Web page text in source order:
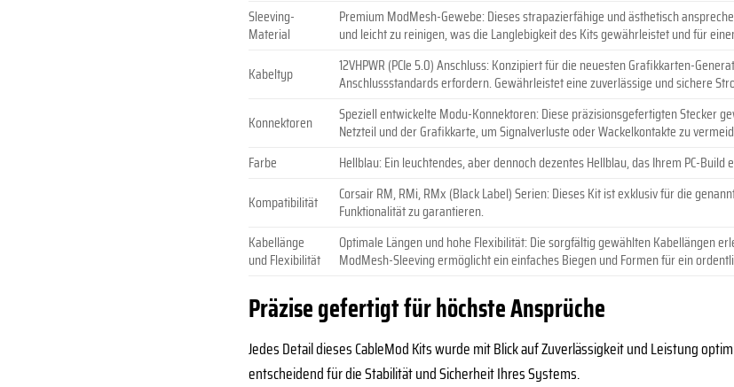
Sleeving-
Material
Premium ModMesh-Gewebe: Dieses strapazierfähige und ästhetisch
und leicht zu reinigen, was die Langlebigkeit des Kits gewährleistet und für
Kabeltyp
12VHPWR (PCIe 5.0) Anschluss: Konzipiert für die neuesten Grafikkarten-
Anschlussstandards erfordern. Gewährleistet eine zuverlässige und sichere
Konnektoren
Speziell entwickelte Modu-Konnektoren: Diese präzisionsgefertigten Stecker
Netzteil und der Grafikkarte, um Signalverluste oder Wackelkontakte zu
Farbe
Hellblau: Ein leuchtendes, aber dennoch dezentes Hellblau, das Ihrem PC-
Kompatibilität
Corsair RM, RMi, RMx (Black Label) Serien: Dieses Kit ist exklusiv für die
Funktionalität zu garantieren.
Kabellänge
und Flexibilität
Optimale Längen und hohe Flexibilität: Die sorgfältig gewählten Kabellängen
ModMesh-Sleeving ermöglicht ein einfaches Biegen und Formen für ein
Präzise gefertigt für höchste Ansprüche
Jedes Detail dieses CableMod Kits wurde mit Blick auf Zuverlässigkeit und Leistung
entscheidend für die Stabilität und Sicherheit Ihres Systems.